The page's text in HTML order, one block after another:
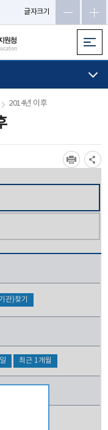
글자크기
2014년 이후
관)찾기
최근 1개월